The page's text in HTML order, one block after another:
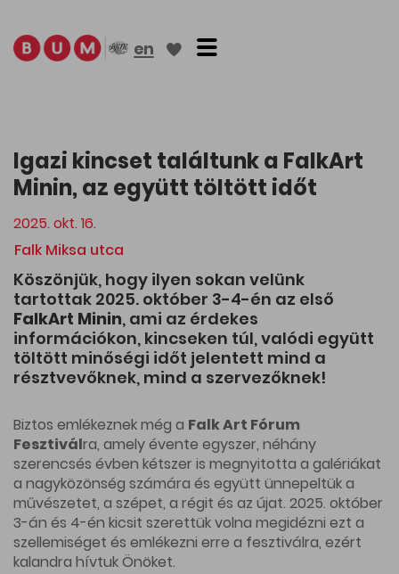
en
Igazi kincset találtunk a FalkArt
Minin, az együtt töltött időt
2025. okt. 16.
Falk Miksa utca
Köszönjük, hogy ilyen sokan velünk
tartottak 2025. október 3-4-én az első
FalkArt Minin, ami az érdekes
információkon, kincseken túl, valódi együtt
töltött minőségi időt jelentett mind a
résztvevőknek, mind a szervezőknek!
Biztos emlékeznek még a Falk Art Fórum
Fesztiválra, amely évente egyszer, néhány
szerencsés évben kétszer is megnyitotta a galériákat
a nagyközönség számára és együtt ünnepeltük a
művészetet, a szépet, a régit és az újat. 2025. október
3-án és 4-én kicsit szerettük volna megidézni ezt a
szellemiséget és emlékezni erre a fesztiválra, ezért
kalandra hívtuk Önöket.